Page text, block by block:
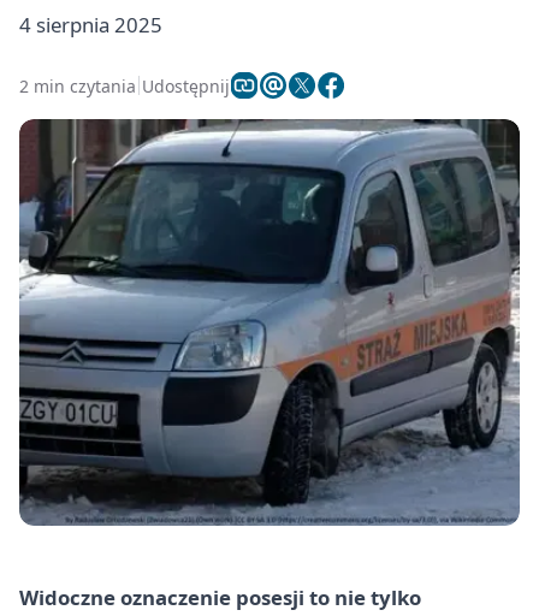
4 sierpnia 2025
2 min czytania Udostępnij
Widoczne oznaczenie posesji to nie tylko